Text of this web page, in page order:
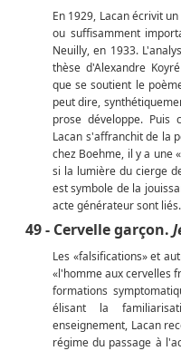
En 1929, Lacan écrivit
ou suffisamment
Neuilly, en 1933.
thèse d'Alexandre
que se soutient le
peut dire,
prose développe. Puis
Lacan s'affranchit de la
chez Boehme, il y a une
si la lumière du cierge
est symbole de la
acte générateur sont liés.
49 - Cervelle garçon.
Les «falsifications» et
«l'homme aux cervelles
formations
élisant la
enseignement, Lacan
régime du passage à